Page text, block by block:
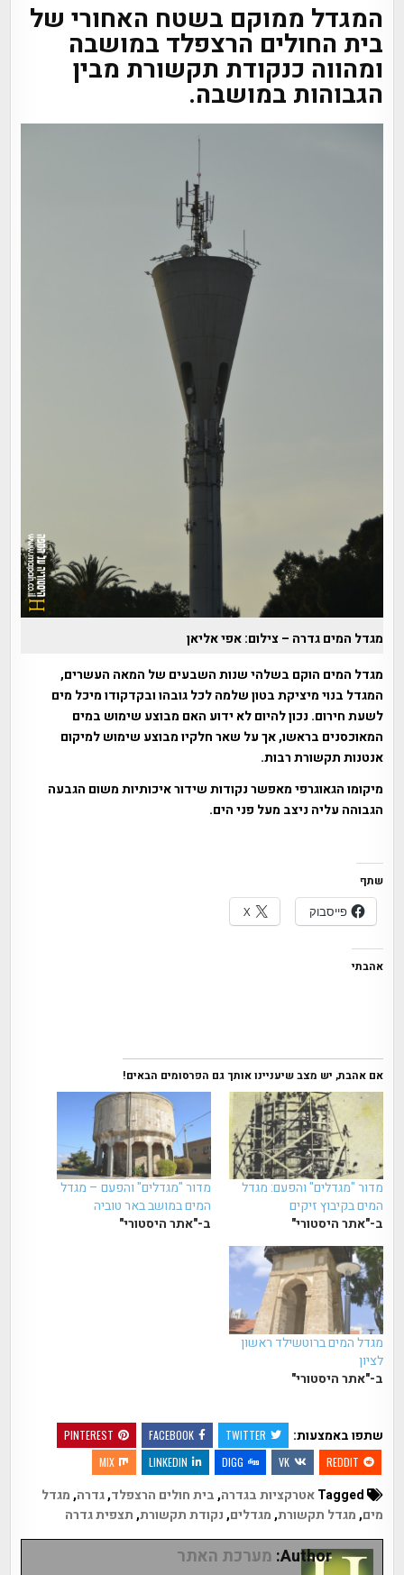
המגדל ממוקם בשטח האחורי של
בית החולים הרצפלד במושבה
ומהווה כנקודת תקשורת מבין
הגבוהות במושבה.
מגדל המים גדרה – צילום: אפי אליאן
מגדל המים הוקם בשלהי שנות השבעים של המאה העשרים,
המגדל בנוי מיציקת בטון שלמה לכל גובהו ובקדקודו מיכל מים
לשעת חירום. נכון להיום לא ידוע האם מבוצע שימוש במים
המאוכסנים בראשו, אך על שאר חלקיו מבוצע שימוש למיקום
אנטנות תקשורת רבות.
מיקומו הגאוגרפי מאפשר נקודות שידור איכותיות משום הגבעה
הגבוהה עליה ניצב מעל פני הים.
שתף
פייסבוק
X
אהבתי
אם אהבת, יש מצב שיעניינו אותך גם הפרסומים הבאים!
מדור "מגדלים" והפעם: מגדל
המים בקיבוץ זיקים
ב-"אתר היסטורי"
מדור "מגדלים" והפעם – מגדל
המים במושב באר טוביה
ב-"אתר היסטורי"
מגדל המים ברוטשילד ראשון
לציון
ב-"אתר היסטורי"
שתפו באמצעות: TWITTER
FACEBOOK
PINTEREST
REDDIT
VK
DIGG
LINKEDIN
MIX
אטרקציות בגדרה,בית חולים הרצפלד,גדרה,מגדל
מים,מגדל תקשורת,מגדלים,נקודת תקשורת,תצפית גדרה
Author: מערכת האתר